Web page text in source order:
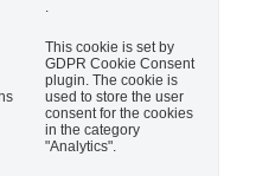
This cookie is set by
GDPR Cookie Consent
plugin. The cookie is
used to store the user
consent for the cookies
in the category
"Analytics".